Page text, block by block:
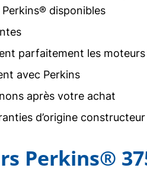
disponibles
parfaitement les moteurs
avec Perkins
après votre achat
d’origine constructeur
Perkins®